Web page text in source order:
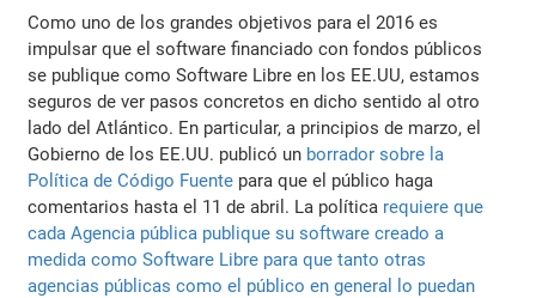
Como uno de los grandes objetivos para el 2016 es
impulsar que el software financiado con fondos públicos
se publique como Software Libre en los EE.UU, estamos
seguros de ver pasos concretos en dicho sentido al otro
lado del Atlántico. En particular, a principios de marzo, el
Gobierno de los EE.UU. publicó un borrador sobre la
Política de Código Fuente para que el público haga
comentarios hasta el 11 de abril. La política requiere que
cada Agencia pública publique su software creado a
medida como Software Libre para que tanto otras
agencias públicas como el público en general lo puedan